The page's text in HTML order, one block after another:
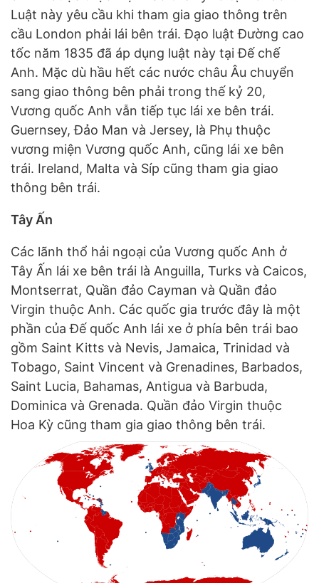
Luật này yêu cầu khi tham gia giao thông trên
cầu London phải lái bên trái. Đạo luật Đường cao
tốc năm 1835 đã áp dụng luật này tại Đế chế
Anh. Mặc dù hầu hết các nước châu Âu chuyển
sang giao thông bên phải trong thế kỷ 20,
Vương quốc Anh vẫn tiếp tục lái xe bên trái.
Guernsey, Đảo Man và Jersey, là Phụ thuộc
vương miện Vương quốc Anh, cũng lái xe bên
trái. Ireland, Malta và Síp cũng tham gia giao
thông bên trái.
Tây Ấn
Các lãnh thổ hải ngoại của Vương quốc Anh ở
Tây Ấn lái xe bên trái là Anguilla, Turks và Caicos,
Montserrat, Quần đảo Cayman và Quần đảo
Virgin thuộc Anh. Các quốc gia trước đây là một
phần của Đế quốc Anh lái xe ở phía bên trái bao
gồm Saint Kitts và Nevis, Jamaica, Trinidad và
Tobago, Saint Vincent và Grenadines, Barbados,
Saint Lucia, Bahamas, Antigua và Barbuda,
Dominica và Grenada. Quần đảo Virgin thuộc
Hoa Kỳ cũng tham gia giao thông bên trái.